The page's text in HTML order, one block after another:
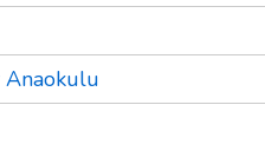
Anaokulu